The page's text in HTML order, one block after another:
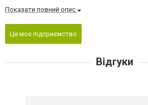
Показати повний опис
Це моє підприємство
Відгуки